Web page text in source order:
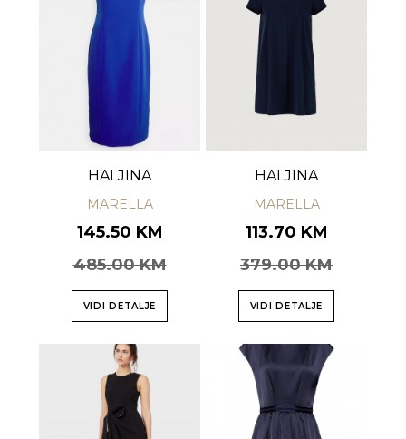
HALJINA
MARELLA
145.50 KM
485.00 KM
VIDI DETALJE
HALJINA
MARELLA
113.70 KM
379.00 KM
VIDI DETALJE